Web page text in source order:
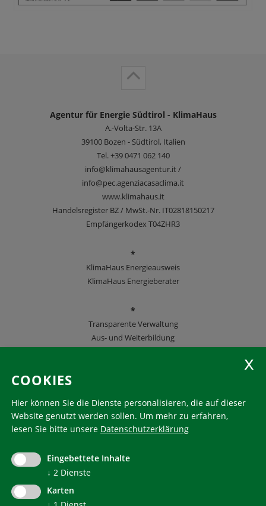
Agentur für Energie Südtirol - KlimaHaus
A.-Volta-Str. 13A
39100 Bozen - Südtirol, Italien
Tel.+39 0471 062 140
info@klimahausagentur.it /
info@pec.agenziacasaclima.it
www.klimahaus.it
Handelsregister BZ / MwSt.-Nr. IT02818150217
Empfängerkodex T04ZHR3
*
KlimaHaus Energieausweis
KlimaHaus Energieberater
*
Transparente Verwaltung
Aus- und Weiterbildung
KlimaHaus ist eine eingetragene Marke. Die Nutzung muss
communication@klimahausagentur.it
© 2022 Agentur für Energie Südtirol - KlimaHaus
COOKIES
Hier können Sie die Dienste personalisieren, die auf dieser
Website genutzt werden sollen. Um mehr zu erfahren,
lesen Sie bitte unsere Datenschutzerklärung
Eingebettete Inhalte
↓ 2 Dienste
Karten